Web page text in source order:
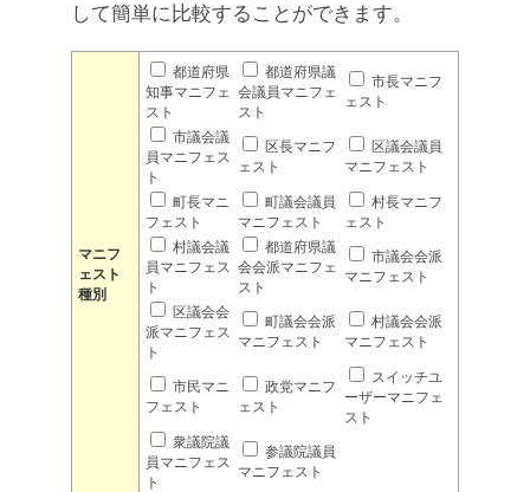
して簡単に比較することができます。
マニフ
ェスト
種別
都道府県
知事マニフェ
スト
都道府県議
会議員マニフェ
スト
市長マニフ
ェスト
市議会議
員マニフェス
ト
区長マニフ
ェスト
区議会議員
マニフェスト
町長マニ
フェスト
町議会議員
マニフェスト
村長マニフ
ェスト
村議会議
員マニフェス
ト
都道府県議
会会派マニフェ
スト
市議会会派
マニフェスト
区議会会
派マニフェス
ト
町議会会派
マニフェスト
村議会会派
マニフェスト
市民マニ
フェスト
政党マニフ
ェスト
スイッチユ
ーザーマニフェ
スト
衆議院議
員マニフェス
ト
参議院議員
マニフェスト